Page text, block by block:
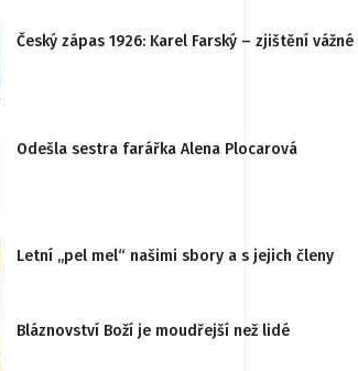
Český zápas 1926: Karel Farský – zjištění
Odešla sestra farářka Alena Plocarová
Letní „pel mel“ našimi sbory a s jejich členy
Bláznovství Boží je moudřejší než lidé